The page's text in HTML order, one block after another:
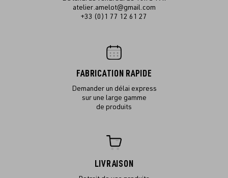
atelier.amelot@gmail.com
+33 (0)1 77 12 61 27
FABRICATION RAPIDE
Demander un délai express
sur une large gamme
de produits
LIVRAISON